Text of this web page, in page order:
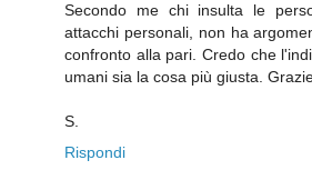
Secondo me chi insulta le
attacchi personali, non ha
confronto alla pari. Credo che
umani sia la cosa più giusta.
S.
Rispondi